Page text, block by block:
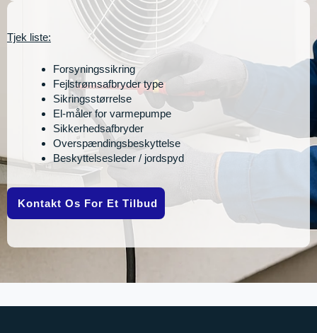
Tjek liste:
Forsyningssikring
Fejlstrømsafbryder type
Sikringsstørrelse
El-måler for varmepumpe
Sikkerhedsafbryder
Overspændingsbeskyttelse
Beskyttelsesleder / jordspyd
Kontakt Os For Et Tilbud